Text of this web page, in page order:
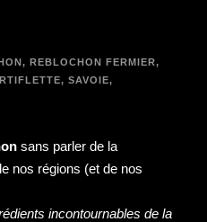
, REBLOCHON FERMIER,
, SAVOIE,
sans parler de la
nos régions (et de nos
incontournables de la